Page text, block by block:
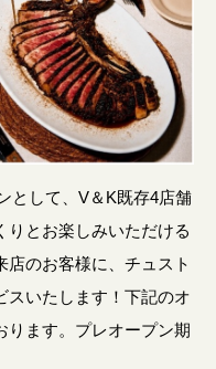
として、V＆K既存4店舗
りとお楽しみいただける
店のお客様に、チュスト
スいたします！下記のオ
ります。プレオープン期